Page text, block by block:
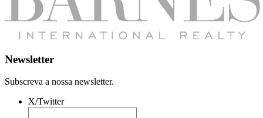
Newsletter
Subscreva a nossa newsletter.
X/Twitter